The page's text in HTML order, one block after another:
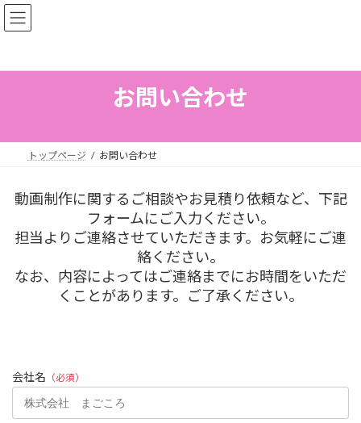
コ
ン
ツ
ナ
ビ
シ
お問い合わせ
トップページ お問い合わせ
動画制作に関するご相談やお見積り依頼など、下記
フォームにご入力ください。
担当よりご連絡させていただきます。お気軽にご連
絡ください。
なお、内容によってはご連絡までにお時間をいただ
くことがあります。ご了承ください。
会社名 （必須）